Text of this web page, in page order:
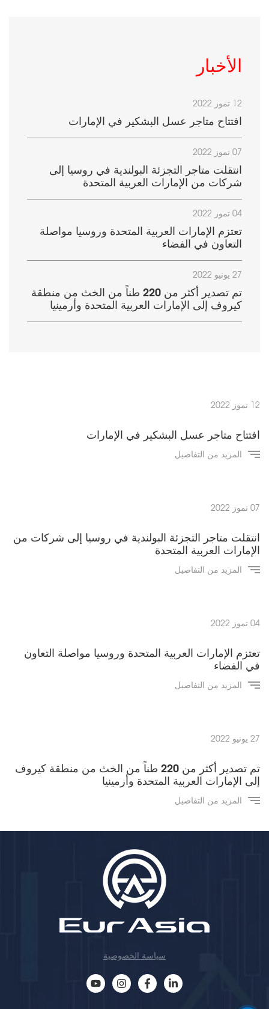
الأخبار
12 تموز 2022
افتتاح متاجر عسل البشكير في الإمارات
07 تموز 2022
انتقلت متاجر التجزئة البولندية في روسيا إلى
شركات من الإمارات العربية المتحدة
04 تموز 2022
تعتزم الإمارات العربية المتحدة وروسيا مواصلة
التعاون في الفضاء
27 يونيو 2022
تم تصدير أكثر من 220 طناً من الخث من منطقة
كيروف إلى الإمارات العربية المتحدة وأرمينيا
12 تموز 2022
افتتاح متاجر عسل البشكير في الإمارات
المزيد من التفاصيل
07 تموز 2022
انتقلت متاجر التجزئة البولندية في روسيا إلى شركات من
الإمارات العربية المتحدة
المزيد من التفاصيل
04 تموز 2022
تعتزم الإمارات العربية المتحدة وروسيا مواصلة التعاون
في الفضاء
المزيد من التفاصيل
27 يونيو 2022
تم تصدير أكثر من 220 طناً من الخث من منطقة كيروف
إلى الإمارات العربية المتحدة وأرمينيا
المزيد من التفاصيل
سياسة الخصوصية